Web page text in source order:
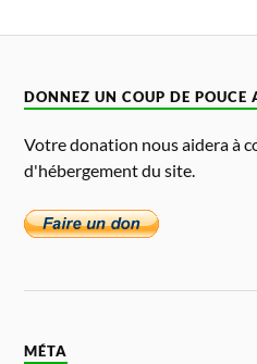
DONNEZ UN COUP DE POUCE
Votre donation nous aidera à
d'hébergement du site.
MÉTA